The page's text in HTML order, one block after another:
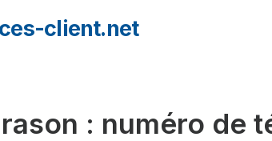
client.net
: numéro de